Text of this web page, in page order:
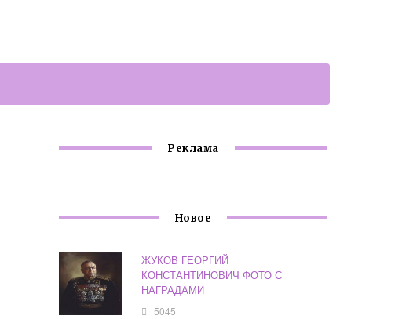
Реклама
Новое
ЖУКОВ ГЕОРГИЙ
КОНСТАНТИНОВИЧ ФОТО С
НАГРАДАМИ
5045